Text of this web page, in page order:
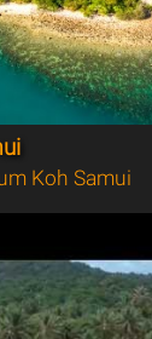
Koh Samui